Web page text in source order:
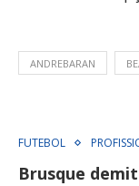
ANDREBARAN
FUTEBOL
Brusque